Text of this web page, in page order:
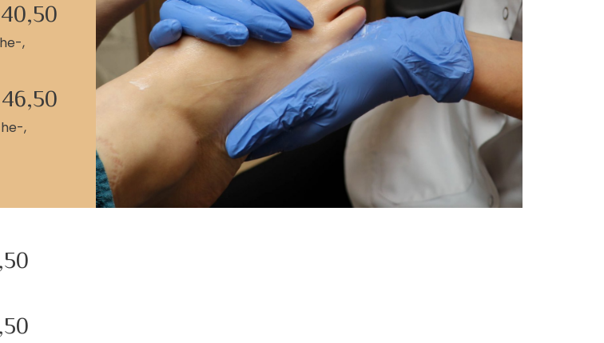
40,50
,
46,50
,